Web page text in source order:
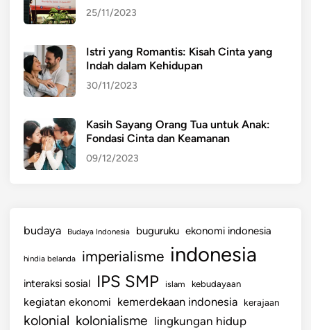
a
n
r
t
u
a
n
y
a
n
g
25/11/2023
Istri yang Romantis: Kisah Cinta yang
Indah dalam Kehidupan
30/11/2023
Kasih Sayang Orang Tua untuk Anak:
Fondasi Cinta dan Keamanan
09/12/2023
budaya Budaya Indonesia buguruku ekonomi indonesia
hindia belanda imperialisme indonesia
interaksi sosial IPS SMP islam kebudayaan
kegiatan ekonomi kemerdekaan indonesia kerajaan
kolonial kolonialisme lingkungan hidup